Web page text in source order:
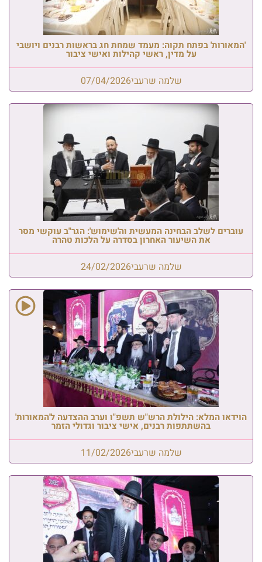
'המאורות' בפתח תקוה: מעמד שמחת חג בראשות רבנים ויושבי
על מדין, ראשי קהילות ואישי ציבור
שלמה שרעבי07/04/2026
עוברים לשלב הבחינה המעשית וה'שימוש': הגר"ב עוקשי מסר
את השיעור האחרון בסדרה על הלכות טהרה
שלמה שרעבי24/02/2026
הוידאו המלא: הילולת הרש"ש תשפ"ו וערב ההצדעה ל'המאורות'
בהשתתפות רבנים, אישי ציבור וגדולי הזמר
שלמה שרעבי11/02/2026